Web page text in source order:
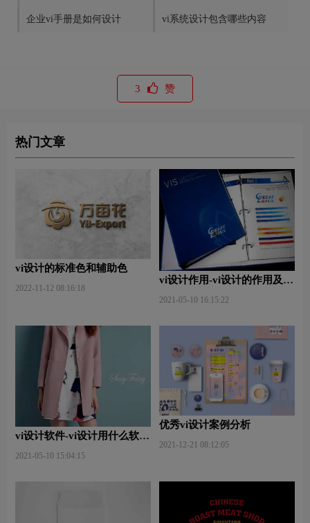
企业vi手册是如何设计 vi系统设计包含哪些内容
3 赞
热门文章
vi设计的标准色和辅助色
2022-11-12 08:16:18
vi设计作用-vi设计的作用及意
2021-05-10 16:15:22
vi设计软件-vi设计用什么软件
2021-05-10 15:04:15
优秀vi设计案例分析
2021-12-21 08:12:05